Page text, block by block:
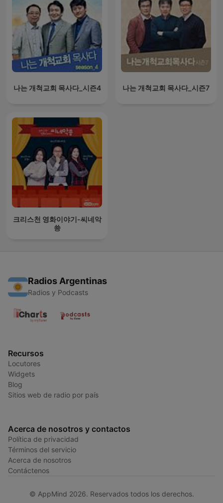
나는 개척교회 목사다_시즌4 나는 개척교회 목사다_시즌7
크리스천 영화이야기-씨네악
쑝
Radios Argentinas
Radios y Podcasts
Recursos
Locutores
Widgets
Blog
Sitios web de radio por país
Acerca de nosotros y contactos
Política de privacidad
Términos del servicio
Acerca de nosotros
Contáctenos
© AppMind 2026. Reservados todos los derechos.